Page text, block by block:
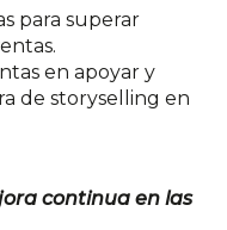
para superar
en apoyar y
de storyselling en
continua en las